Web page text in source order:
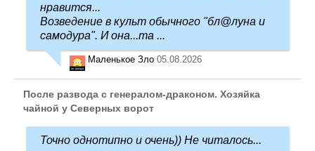
нравится...
Возведение в культ обычного "бл@луна и
самодура". И она...та ...
Маленькое Зло 05.08.2026
После развода с генералом-драконом. Хозяйка
чайной у Северных ворот
Точно однотипно и очень)) Не читалось...